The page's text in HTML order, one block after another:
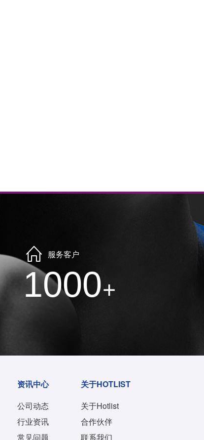
服务客户
1000+
资讯中心
公司动态
行业资讯
常见问题
关于HOTLIST
关于Hotlist
合作伙伴
联系我们